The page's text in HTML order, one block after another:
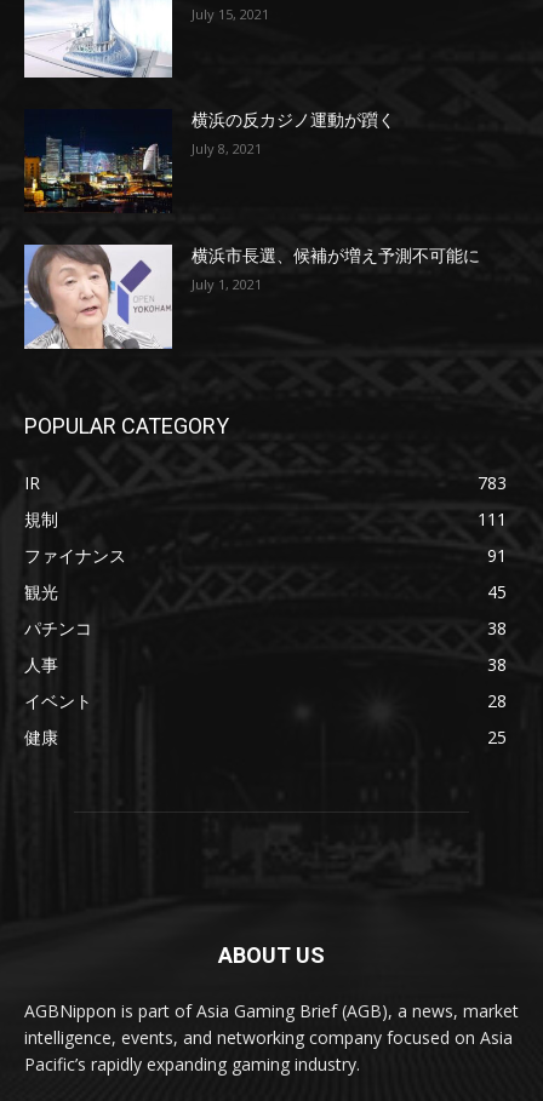
July 15, 2021
横浜の反カジノ運動が躓く
July 8, 2021
横浜市長選、候補が増え予測不可能に
July 1, 2021
POPULAR CATEGORY
IR
783
規制
111
ファイナンス
91
観光
45
パチンコ
38
人事
38
イベント
28
健康
25
ABOUT US
AGBNippon is part of Asia Gaming Brief (AGB), a news, market
intelligence, events, and networking company focused on Asia
Pacific’s rapidly expanding gaming industry.